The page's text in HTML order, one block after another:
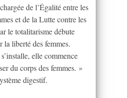
de l’Égalité entre les
et de la Lutte contre les
le totalitarisme débute
liberté des femmes.
elle commence
du corps des femmes. »
digestif.